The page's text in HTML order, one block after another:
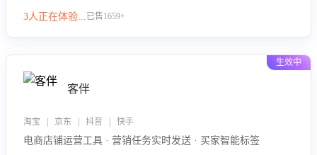
技巧！
3人正在体验...已售1659+
生效中
客伴
淘宝 | 京东 | 抖音 | 快手
电商店铺运营工具 · 营销任务实时发送 · 买家智能标签